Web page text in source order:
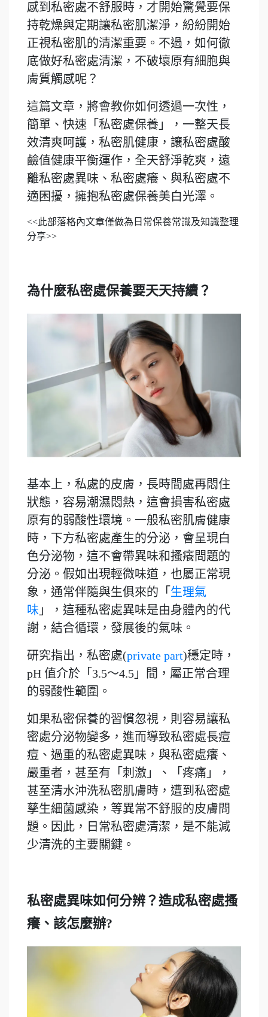
感到私密處不舒服時，才開始驚覺要保
持乾燥與定期讓私密肌潔淨，紛紛開始
正視私密肌的清潔重要。不過，如何徹
底做好私密處清潔，不破壞原有細胞與
膚質觸感呢？
這篇文章，將會教你如何透過一次性，
簡單、快速「私密處保養」，一整天長
效清爽呵護，私密肌健康，讓私密處酸
鹼值健康平衡運作，全天舒淨乾爽，遠
離私密處異味、私密處癢、與私密處不
適困擾，擁抱私密處保養美白光澤。
<<此部落格內文章僅做為日常保養常識及知識整理
分享>>
為什麼私密處保養要天天持續？
基本上，私處的皮膚，長時間處再悶住
狀態，容易潮濕悶熱，這會損害私密處
原有的弱酸性環境。 一般私密肌膚健康
時，下方私密處產生的分泌，會呈現白
色分泌物，這不會帶異味和搔癢問題的
分泌。假如出現輕微味道，也屬正常現
象，通常伴隨與生俱來的「 生理氣
味 」，這種私密處異味是由身體內的代
謝，結合循環，發展後的氣味。
研究指出，私密處(private part)穩定時，
pH 值介於「3.5～4.5」間，屬正常合理
的弱酸性範圍。
如果私密保養的習慣忽視，則容易讓私
密處分泌物變多，進而導致私密處長痘
痘、過重的私密處異味，與私密處癢、
嚴重者，甚至有「刺激」、「疼痛」，
甚至清水沖洗私密肌膚時，遭到私密處
孳生細菌感染，等異常不舒服的皮膚問
題。因此，日常私密處清潔，是不能減
少清洗的主要關鍵。
私密處異味如何分辨？造成私密處搔
癢、該怎麼辦?